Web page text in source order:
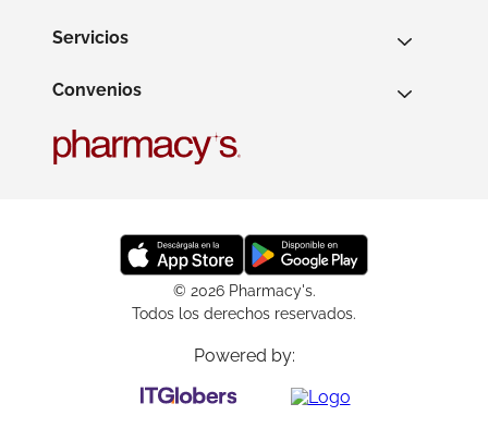
Servicios
Convenios
© 2026 Pharmacy's.
Todos los derechos reservados.
Powered by: